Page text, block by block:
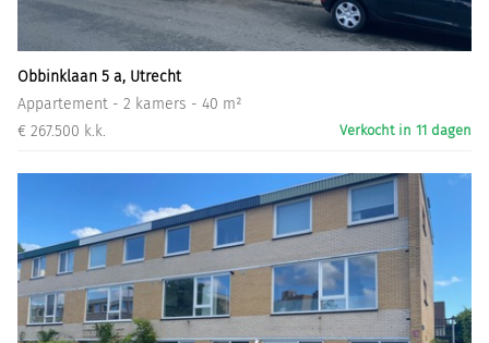
Obbinklaan 5 a, Utrecht
Appartement - 2 kamers - 40 m²
€ 267.500 k.k.
Verkocht in 11 dagen